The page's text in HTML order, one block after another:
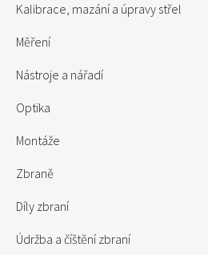
Kalibrace, mazání a úpravy střel
Měření
Nástroje a nářadí
Optika
Montáže
Zbraně
Díly zbraní
Údržba a číštění zbraní